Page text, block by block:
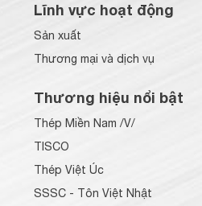
Lĩnh vực hoạt động
Sản xuất
Thương mại và dịch vụ
Thương hiệu nổi bật
Thép Miền Nam /V/
TISCO
Thép Việt Úc
SSSC - Tôn Việt Nhật